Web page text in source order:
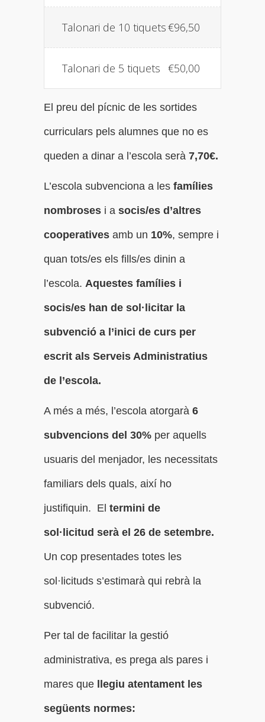
Talonari de 10 tiquets€96,50
Talonari de 5 tiquets €50,00
El preu del pícnic de les sortides
curriculars pels alumnes que no es
queden a dinar a l’escola serà 7,70€.
L’escola subvenciona a les famílies
nombroses i a socis/es d’altres
cooperatives amb un 10%, sempre i
quan tots/es els fills/es dinin a
l’escola. Aquestes famílies i
socis/es han de sol·licitar la
subvenció a l’inici de curs per
escrit als Serveis Administratius
de l’escola.
A més a més, l’escola atorgarà 6
subvencions del 30% per aquells
usuaris del menjador, les necessitats
familiars dels quals, així ho
justifiquin. El termini de
sol·licitud serà el 26 de setembre.
Un cop presentades totes les
sol·licituds s’estimarà qui rebrà la
subvenció.
Per tal de facilitar la gestió
administrativa, es prega als pares i
mares que llegiu atentament les
següents normes: